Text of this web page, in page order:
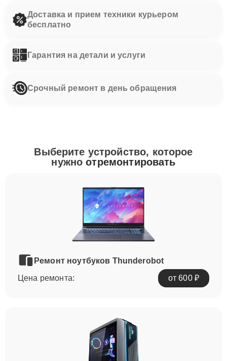
Доставка и прием техники курьером
бесплатно
Гарантия на детали и услуги
Срочный ремонт в день обращения
Выберите устройство, которое
нужноотремонтировать
Ремонт ноутбуков Thunderobot
Цена ремонта:
от 600 ₽